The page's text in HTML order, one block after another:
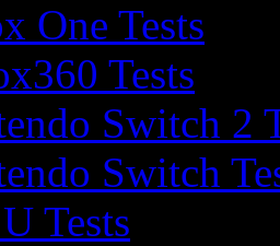
One Tests
Tests
Switch 2
Switch
Tests